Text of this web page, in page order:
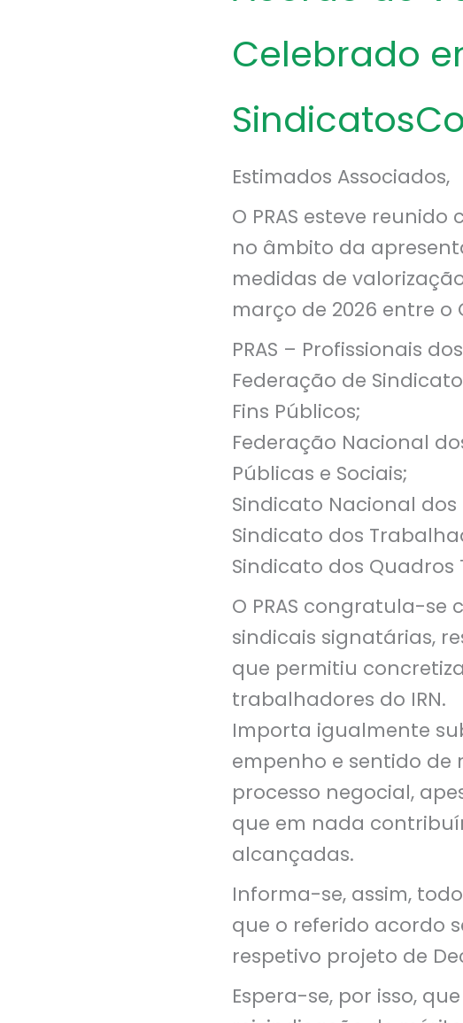
Celebrado
Estimados Associados,
O PRAS esteve
no âmbito da
medidas de
março de 2026 entre o
PRAS – Profissionais
Federação de
Fins Públicos;
Federação Nacional
Públicas e Sociais;
Sindicato Nacional dos
Sindicato dos
Sindicato dos Quadros
O PRAS congratula-
sindicais signatárias,
que permitiu
trabalhadores do IRN.
Importa igualmente
empenho e sentido de
processo negocial,
que em nada
alcançadas.
Informa-se, assim,
que o referido acordo
respetivo projeto de
Espera-se, por isso,